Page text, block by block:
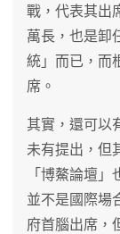
戰，代表其出
萬長，也是卸
統」而已，而
席。
其實，還可以
未有提出，但
「博鰲論壇
並不是國際場
府首腦出席，